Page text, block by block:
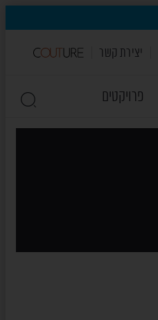
יצירת קשר
פרויקטים